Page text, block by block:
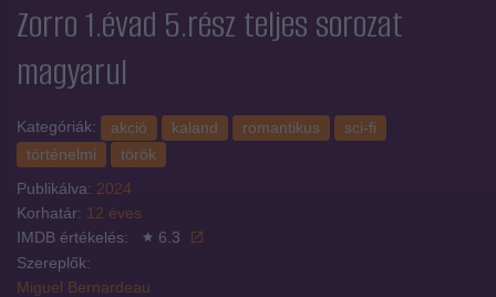
Zorro 1.évad 5.rész teljes sorozat
magyarul
Kategóriák: akció kaland romantikus
sci-fi
történelmi
török
Publikálva: 2024
Korhatár: 12 éves
IMDB értékelés:
6.3
Szereplők:
Miguel Bernardeau